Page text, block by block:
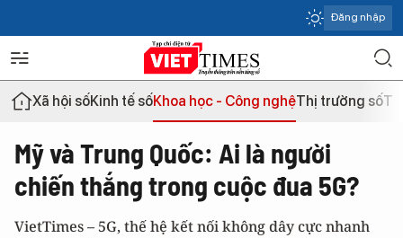
Đăng nhập
Xã hội sốKinh tế sốKhoa học - Công nghệThị trường số
Mỹ và Trung Quốc: Ai là người
chiến thắng trong cuộc đua 5G?
VietTimes – 5G, thế hệ kết nối không dây cực nhanh